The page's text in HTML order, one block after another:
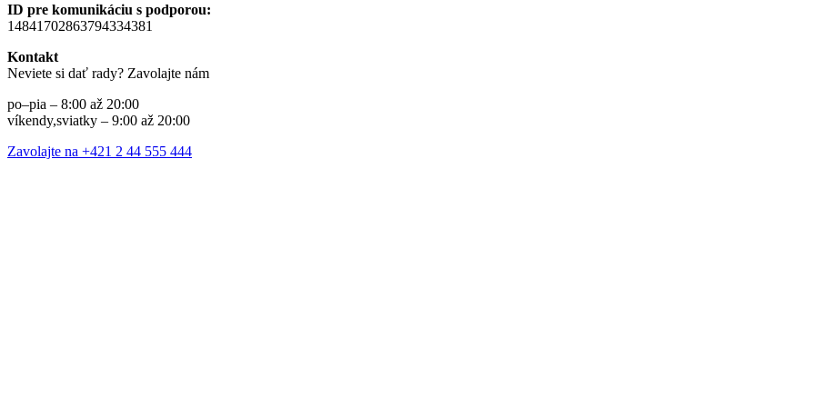
ID pre komunikáciu s podporou:
14841702863794334381
Kontakt
Neviete si dať rady? Zavolajte nám
po–pia – 8:00 až 20:00
víkendy,sviatky – 9:00 až 20:00
Zavolajte na +421 2 44 555 444